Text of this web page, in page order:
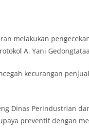
melakukan
A. Yani
kecurangan
Dinas Perindustrian
preventif dengan